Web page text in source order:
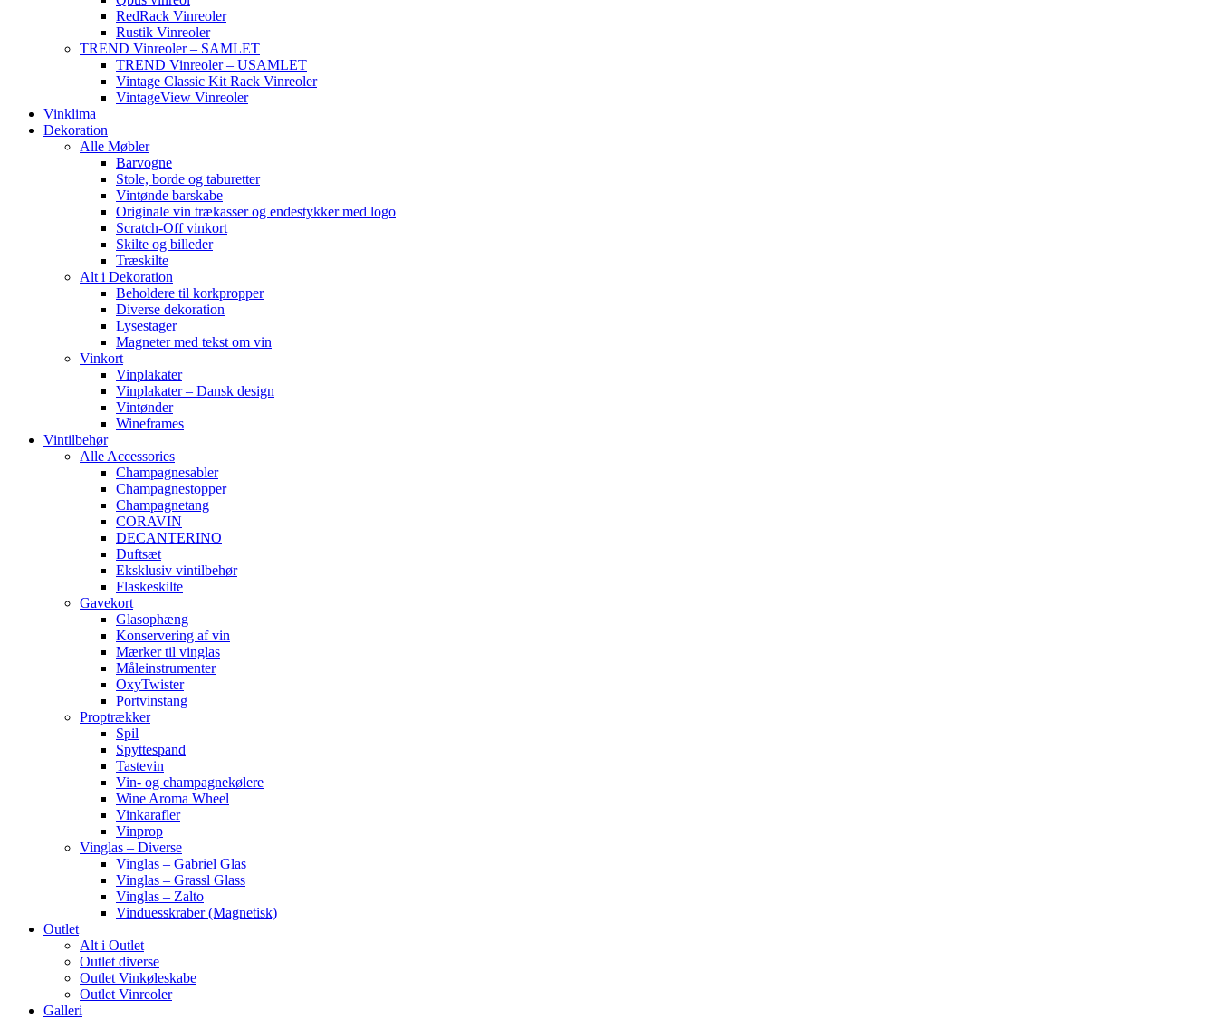
RedRack Vinreoler
Rustik Vinreoler
TREND Vinreoler – SAMLET
TREND Vinreoler – USAMLET
Vintage Classic Kit Rack Vinreoler
VintageView Vinreoler
Vinklima
Dekoration
Alle Møbler
Barvogne
Stole, borde og taburetter
Vintønde barskabe
Originale vin trækasser og endestykker med logo
Scratch-Off vinkort
Skilte og billeder
Træskilte
Alt i Dekoration
Beholdere til korkpropper
Diverse dekoration
Lysestager
Magneter med tekst om vin
Vinkort
Vinplakater
Vinplakater – Dansk design
Vintønder
Wineframes
Vintilbehør
Alle Accessories
Champagnesabler
Champagnestopper
Champagnetang
CORAVIN
DECANTERINO
Duftsæt
Eksklusiv vintilbehør
Flaskeskilte
Gavekort
Glasophæng
Konservering af vin
Mærker til vinglas
Måleinstrumenter
OxyTwister
Portvinstang
Proptrækker
Spil
Spyttespand
Tastevin
Vin- og champagnekølere
Wine Aroma Wheel
Vinkarafler
Vinprop
Vinglas – Diverse
Vinglas – Gabriel Glas
Vinglas – Grassl Glass
Vinglas – Zalto
Vinduesskraber (Magnetisk)
Outlet
Alt i Outlet
Outlet diverse
Outlet Vinkøleskabe
Outlet Vinreoler
Galleri